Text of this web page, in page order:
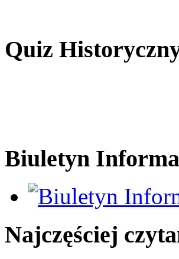
Quiz
Biuletyn
Najczęściej